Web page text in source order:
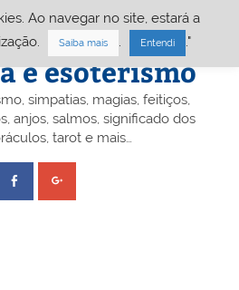
– Portal
e esoterismo
simpatias, magias, feitiços,
anjos, salmos, significado dos
tarot e mais…
Ao navegar no site, estará a
Saiba mais Entendi ."